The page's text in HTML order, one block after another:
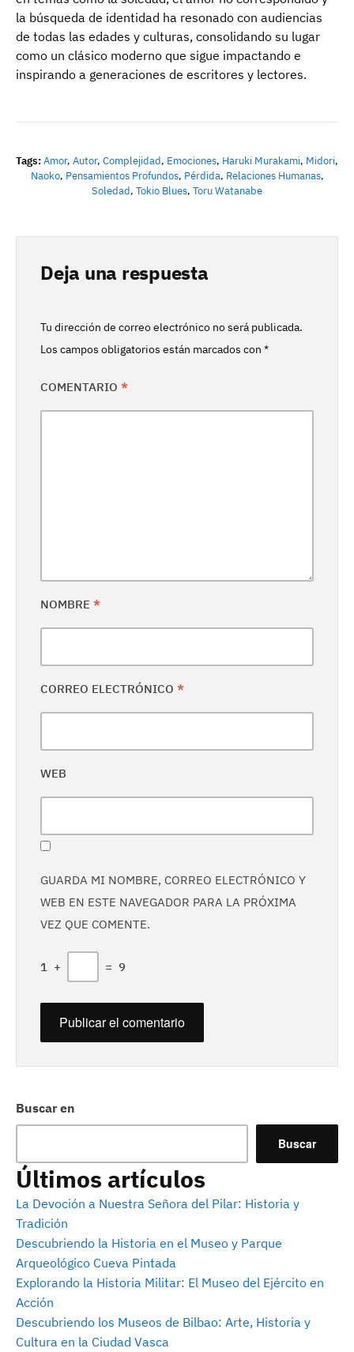
Buscar en
Buscar
Últimos artículos
La Devoción a Nuestra Señora del Pilar: Historia y
Tradición
Descubriendo la Historia en el Museo y Parque
Arqueológico Cueva Pintada
Explorando la Historia Militar: El Museo del Ejército en
Acción
Descubriendo los Museos de Bilbao: Arte, Historia y
Cultura en la Ciudad Vasca
la búsqueda de identidad ha resonado con audiencias
de todas las edades y culturas, consolidando su lugar
como un clásico moderno que sigue impactando e
inspirando a generaciones de escritores y lectores.
Tags:Amor, Autor, Complejidad, Emociones, Haruki Murakami, Midori,
Naoko, Pensamientos Profundos, Pérdida, Relaciones Humanas,
Soledad, Tokio Blues, Toru Watanabe
Deja una respuesta
Tu dirección de correo electrónico no será publicada.
Los campos obligatorios están marcados con *
COMENTARIO *
NOMBRE *
CORREO ELECTRÓNICO *
WEB
GUARDA MI NOMBRE, CORREO ELECTRÓNICO Y
WEB EN ESTE NAVEGADOR PARA LA PRÓXIMA
VEZ QUE COMENTE.
1 + = 9